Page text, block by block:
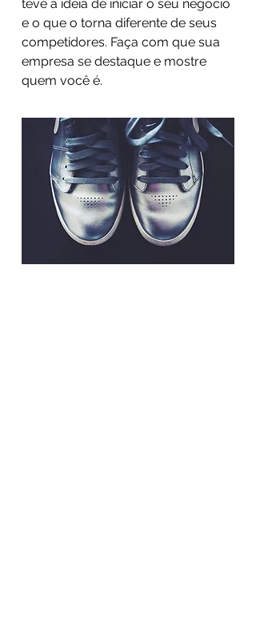
teve a idéia de iniciar o seu negócio
e o que o torna diferente de seus
competidores. Faça com que sua
empresa se destaque e mostre
quem você é.